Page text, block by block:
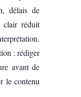
délais de
clair réduit
: rédiger
avant de
le contenu